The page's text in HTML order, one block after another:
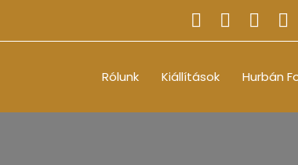
Rólunk Kiállítások Hurbán